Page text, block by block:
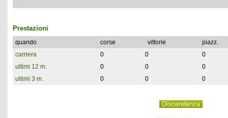
Prestazioni
quando corse vittorie
piazz.
carriera
0 0
0
ultimi 12 m.
0 0
0
ultimi 3 m.
0 0 0